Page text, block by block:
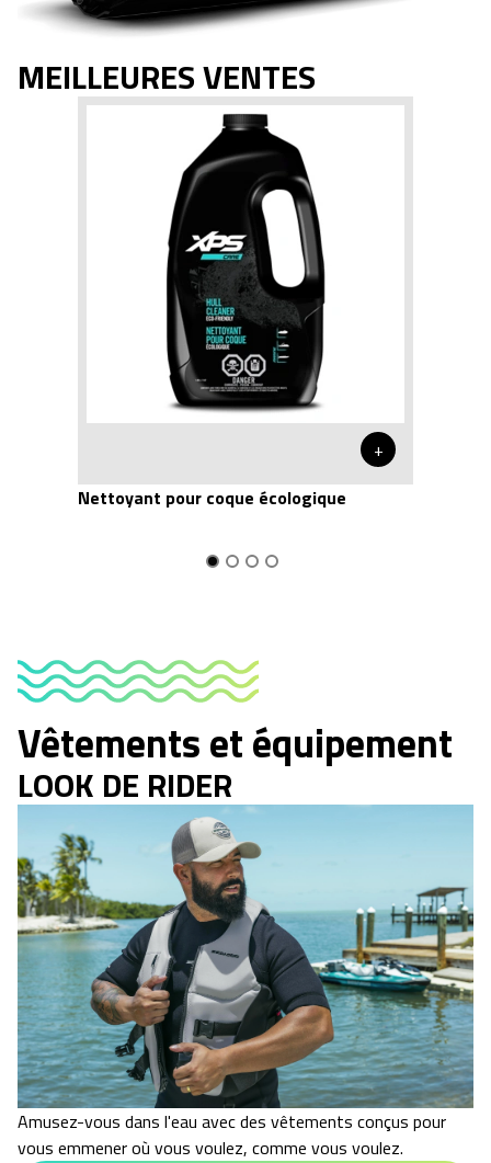
MEILLEURES VENTES
+
Nettoyant pour coque écologique
Vêtements et équipement
LOOK DE RIDER
Amusez-vous dans l'eau avec des vêtements conçus pour
vous emmener où vous voulez, comme vous voulez.